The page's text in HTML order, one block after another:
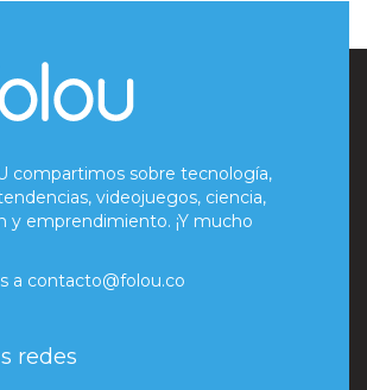
compartimos sobre tecnología,
videojuegos, ciencia,
y emprendimiento. ¡Y mucho
a contacto@folou.co
redes